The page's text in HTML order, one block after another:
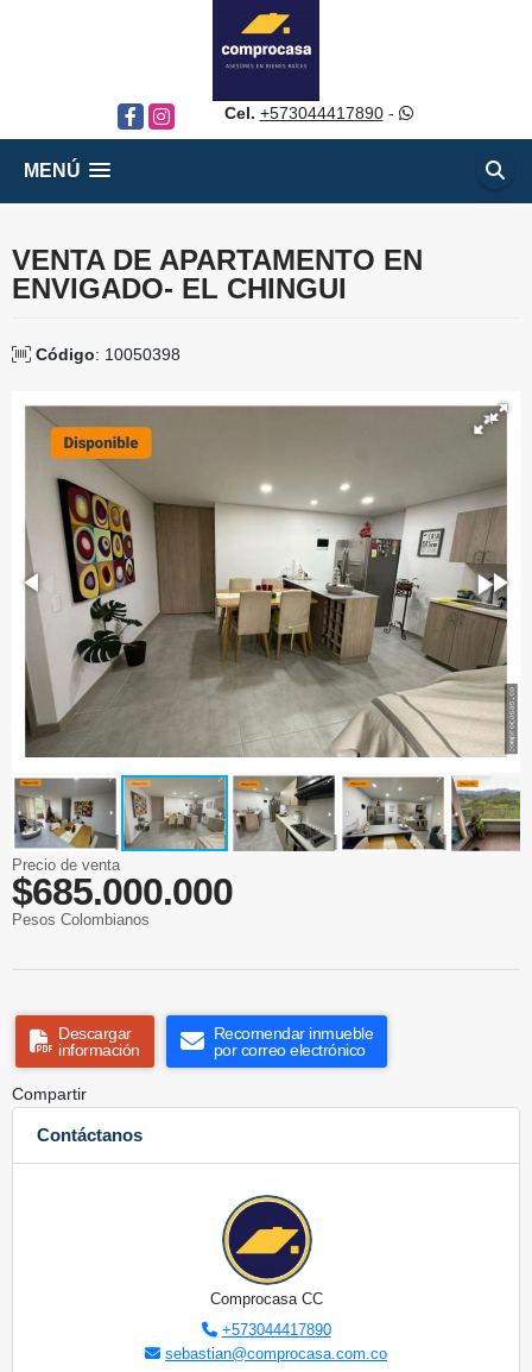
FacebookInstagram Cel. +573044417890-
MENÚ
VENTA DE APARTAMENTO EN
ENVIGADO- EL CHINGUI
Código: 10050398
Precio de venta
$685.000.000
Pesos Colombianos
Descargar
información
Recomendar inmueble
por correo electrónico
Compartir
Contáctanos
Comprocasa CC
+573044417890
sebastian@comprocasa.com.co